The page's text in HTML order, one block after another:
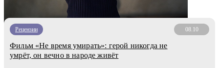
Рецензии 08.10
Фильм «Не время умирать»: герой никогда не
умрёт, он вечно в народе живёт